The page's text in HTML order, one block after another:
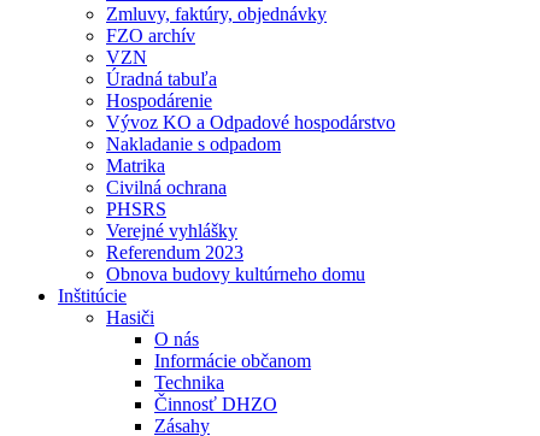
Zmluvy, faktúry, objednávky
FZO archív
VZN
Úradná tabuľa
Hospodárenie
Vývoz KO a Odpadové hospodárstvo
Nakladanie s odpadom
Matrika
Civilná ochrana
PHSRS
Verejné vyhlášky
Referendum 2023
Obnova budovy kultúrneho domu
Inštitúcie
Hasiči
O nás
Informácie občanom
Technika
Činnosť DHZO
Zásahy